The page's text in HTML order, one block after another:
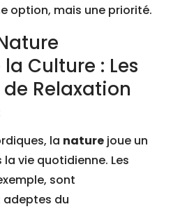
option, mais une priorité.
Culture : Les
Relaxation
la naturejoue un
vie quotidienne. Les
sont
du